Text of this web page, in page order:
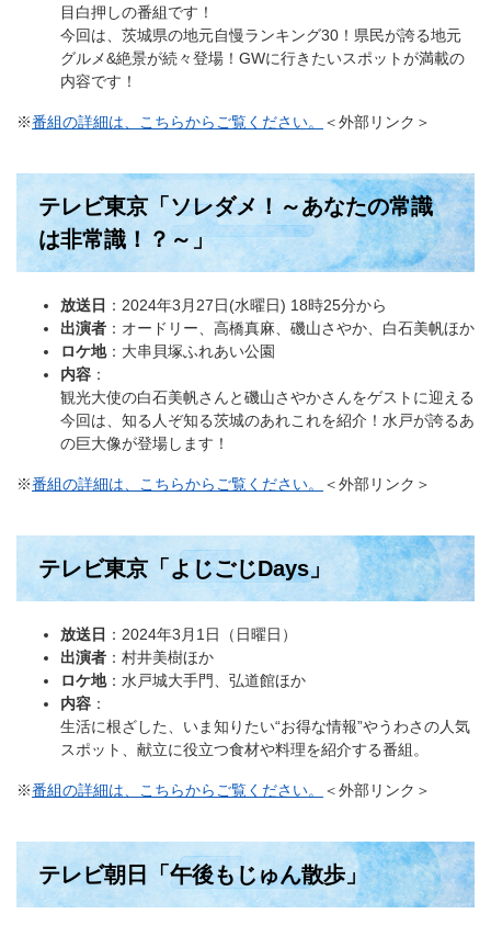
目白押しの番組です！
今回は、茨城県の地元自慢ランキング30！県民が誇る地元
グルメ&絶景が続々登場！GWに行きたいスポットが満載の
内容です！
※番組の詳細は、こちらからご覧ください。 ＜外部リンク＞
テレビ東京「ソレダメ！～あなたの常識
は非常識！？～」
放送日 ：2024年3月27日(水曜日) 18時25分から
出演者 ：オードリー、高橋真麻、磯山さやか、白石美帆ほか
ロケ地：大串貝塚ふれあい公園
内容 ：
観光大使の白石美帆さんと磯山さやかさんをゲストに迎える
今回は、知る人ぞ知る茨城のあれこれを紹介！水戸が誇るあ
の巨大像が登場します！
※番組の詳細は、こちらからご覧ください。 ＜外部リンク＞
テレビ東京「よじごじDays」
放送日 ：2024年3月1日（日曜日）
出演者 ：村井美樹ほか
ロケ地：水戸城大手門、弘道館ほか
内容 ：
​生活に根ざした、いま知りたい“お得な情報”やうわさの人気
スポット、献立に役立つ食材や料理を紹介する番組。
※番組の詳細は、こちらからご覧ください。 ＜外部リンク＞
テレビ朝日「午後もじゅん散歩」